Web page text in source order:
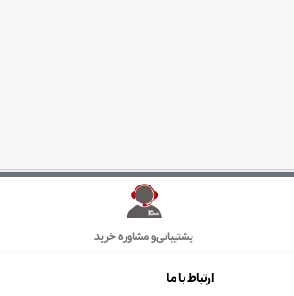
پشتیبانی‌و مشاوره خرید
ارتباط با ما